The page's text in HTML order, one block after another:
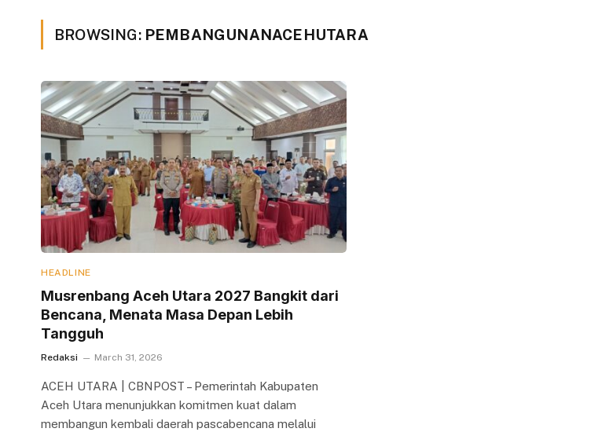
BROWSING: PEMBANGUNANACEHUTARA
HEADLINE
Musrenbang Aceh Utara 2027 Bangkit dari
Bencana, Menata Masa Depan Lebih
Tangguh
Redaksi March 31, 2026
ACEH UTARA | CBNPOST – Pemerintah Kabupaten
Aceh Utara menunjukkan komitmen kuat dalam
membangun kembali daerah pascabencana melalui